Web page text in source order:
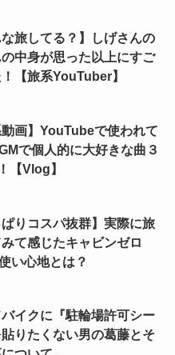
な旅してる？】しげさんの
中身が思った以上にすご
【旅系YouTuber】
動画】YouTubeで使われて
で個人的に大好きな曲３
【Vlog】
ぱりコスパ抜群】実際に旅
て感じたキャビンゼロ
い心地とは？
バイクに『駐輪場許可シー
りたくない男の葛藤とそ